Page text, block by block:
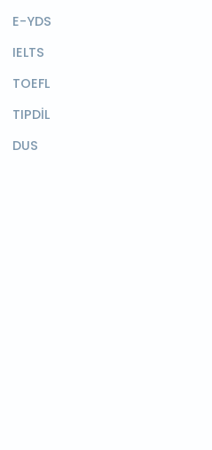
E-YDS
IELTS
TOEFL
TIPDİL
DUS